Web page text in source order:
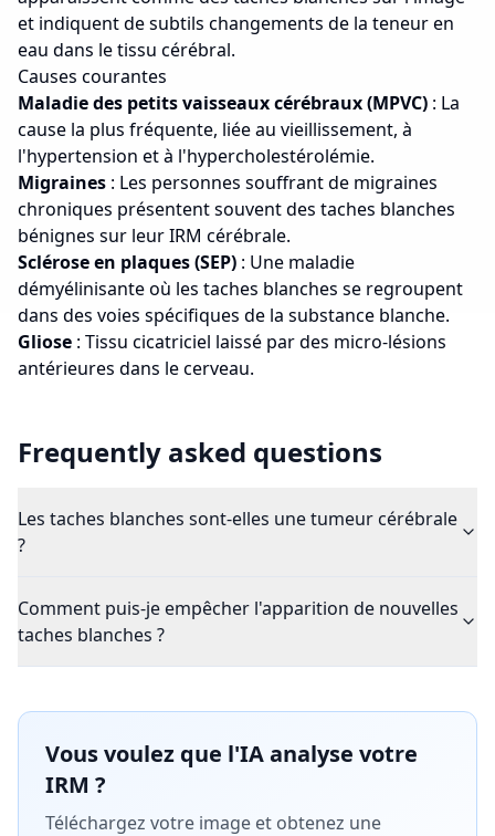
et indiquent de subtils changements de la teneur en
eau dans le tissu cérébral.
Causes courantes
Maladie des petits vaisseaux cérébraux (MPVC) : La
cause la plus fréquente, liée au vieillissement, à
l'hypertension et à l'hypercholestérolémie.
Migraines : Les personnes souffrant de migraines
chroniques présentent souvent des taches blanches
bénignes sur leur IRM cérébrale.
Sclérose en plaques (SEP) : Une maladie
démyélinisante où les taches blanches se regroupent
dans des voies spécifiques de la substance blanche.
Gliose : Tissu cicatriciel laissé par des micro-lésions
antérieures dans le cerveau.
Frequently asked questions
Les taches blanches sont-elles une tumeur cérébrale
?
Comment puis-je empêcher l'apparition de nouvelles
taches blanches ?
Vous voulez que l'IA analyse votre
IRM ?
Téléchargez votre image et obtenez une